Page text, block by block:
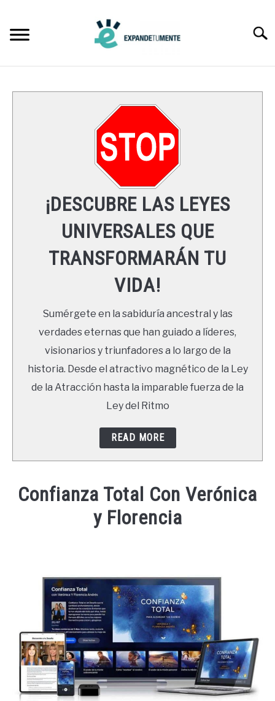
content
LEYES UNIVERSALES
RECURSOS
NEWSLETTER
¡DESCUBRE LAS LEYES
UNIVERSALES QUE
TRANSFORMARÁN TU
VIDA!
Sumérgete en la sabiduría ancestral y las
verdades eternas que han guiado a líderes,
visionarios y triunfadores a lo largo de la
historia. Desde el atractivo magnético de la Ley
de la Atracción hasta la imparable fuerza de la
Ley del Ritmo
READ MORE
Confianza Total Con Verónica
y Florencia